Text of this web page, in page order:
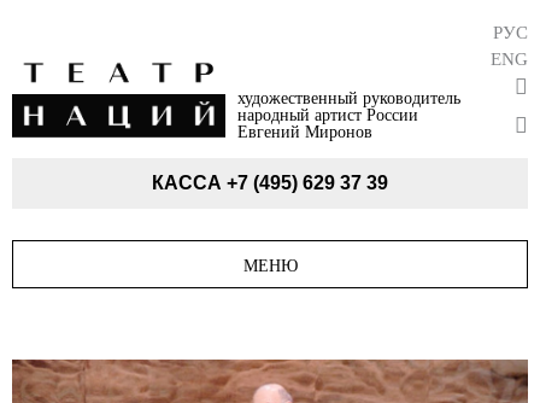
художественный руководитель
народный артист России
Евгений Миронов
РУС
ENG
КАССА +7 (495) 629 37 39
МЕНЮ